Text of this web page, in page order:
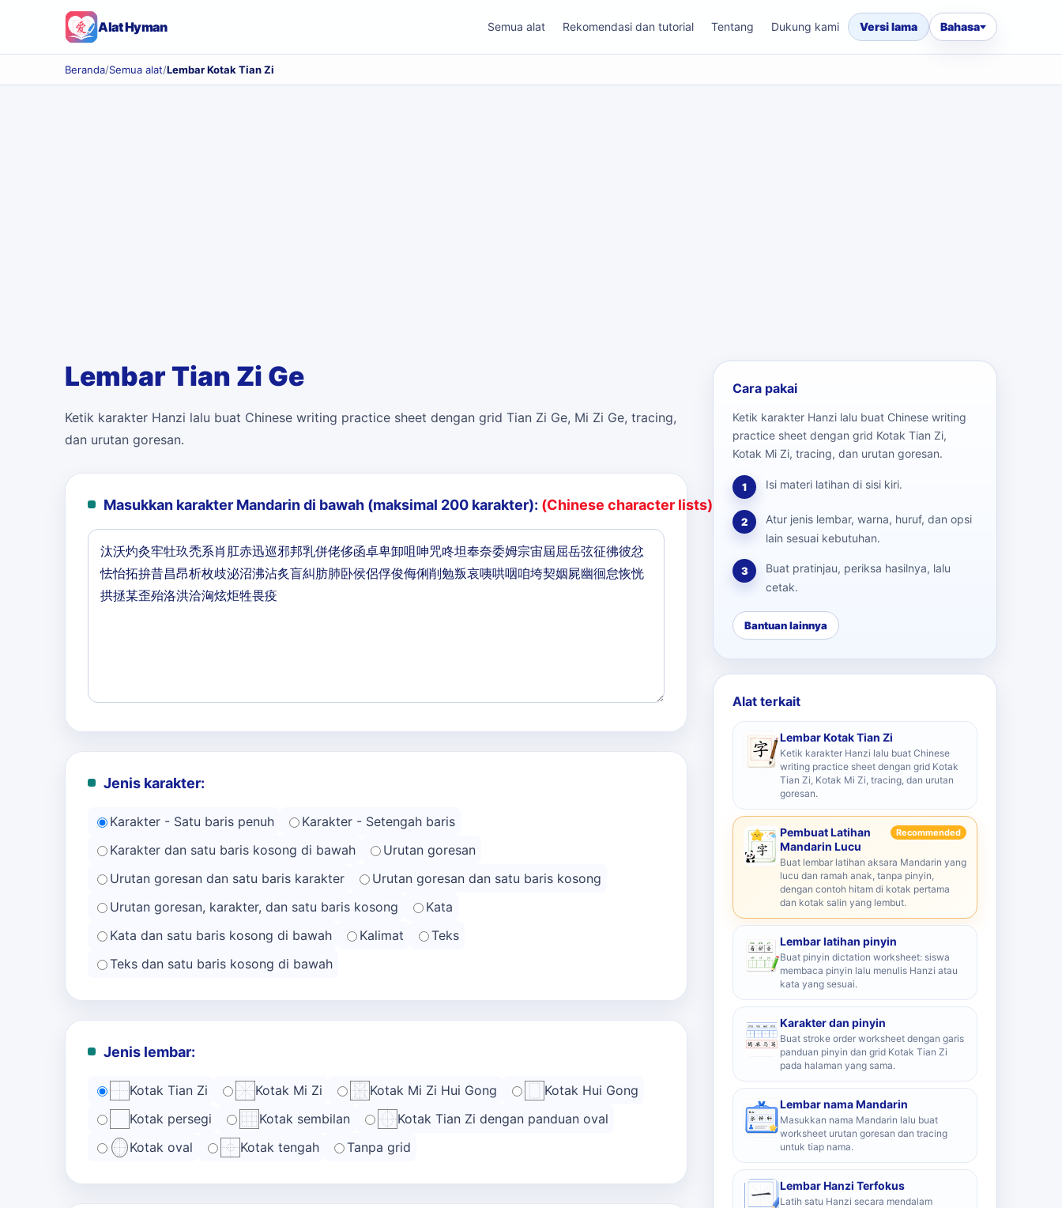
Alat Hyman Semua alat Rekomendasi dan tutorial Tentang Dukung kami Versi lama Bahasa
Beranda/Semua alat/Lembar Kotak Tian Zi
Lembar Tian Zi Ge
Ketik karakter Hanzi lalu buat Chinese writing practice sheet dengan grid Tian Zi Ge, Mi Zi Ge, tracing,
dan urutan goresan.
Masukkan karakter Mandarin di bawah (maksimal 200 karakter): (Chinese character lists)
Jenis karakter:
Karakter - Satu baris penuh
Karakter - Setengah baris
Karakter dan satu baris kosong di bawah
Urutan goresan
Urutan goresan dan satu baris karakter
Urutan goresan dan satu baris kosong
Urutan goresan, karakter, dan satu baris kosong
Kata
Kata dan satu baris kosong di bawah
Kalimat
Teks
Teks dan satu baris kosong di bawah
Jenis lembar:
Kotak Tian Zi Kotak Mi Zi Kotak Mi Zi Hui Gong
Kotak Hui Gong
Kotak persegi
Kotak sembilan
Kotak Tian Zi dengan panduan oval
Kotak oval
Kotak tengah Tanpa grid
Cara pakai
Ketik karakter Hanzi lalu buat Chinese writing
practice sheet dengan grid Kotak Tian Zi,
Kotak Mi Zi, tracing, dan urutan goresan.
1 Isi materi latihan di sisi kiri.
2
Atur jenis lembar, warna, huruf, dan opsi
lain sesuai kebutuhan.
3
Buat pratinjau, periksa hasilnya, lalu
cetak.
Bantuan lainnya
Alat terkait
Lembar Kotak Tian Zi
Ketik karakter Hanzi lalu buat Chinese
writing practice sheet dengan grid Kotak
Tian Zi, Kotak Mi Zi, tracing, dan urutan
goresan.
Pembuat Latihan
Mandarin Lucu
Recommended
Buat lembar latihan aksara Mandarin yang
lucu dan ramah anak, tanpa pinyin,
dengan contoh hitam di kotak pertama
dan kotak salin yang lembut.
Lembar latihan pinyin
Buat pinyin dictation worksheet: siswa
membaca pinyin lalu menulis Hanzi atau
kata yang sesuai.
Karakter dan pinyin
Buat stroke order worksheet dengan garis
panduan pinyin dan grid Kotak Tian Zi
pada halaman yang sama.
Lembar nama Mandarin
Masukkan nama Mandarin lalu buat
worksheet urutan goresan dan tracing
untuk tiap nama.
Lembar Hanzi Terfokus
Latih satu Hanzi secara mendalam